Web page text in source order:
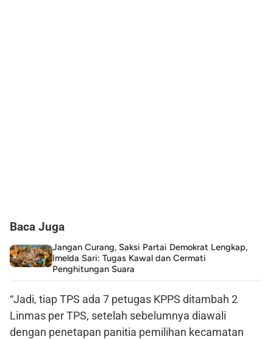
Baca Juga
Jangan Curang, Saksi Partai Demokrat Lengkap,
Imelda Sari: Tugas Kawal dan Cermati
Penghitungan Suara
“Jadi, tiap TPS ada 7 petugas KPPS ditambah 2
Linmas per TPS, setelah sebelumnya diawali
dengan penetapan panitia pemilihan kecamatan